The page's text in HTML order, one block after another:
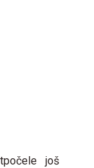
još